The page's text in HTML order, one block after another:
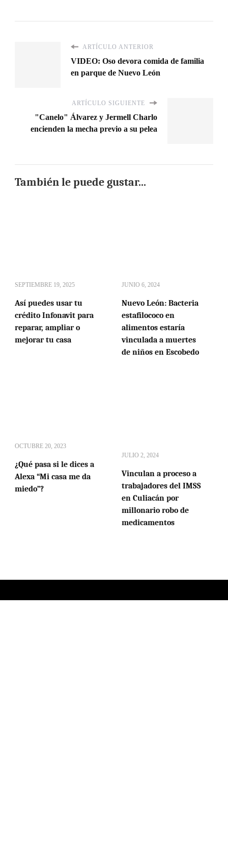
ARTÍCULO ANTERIOR
VIDEO: Oso devora comida de familia
en parque de Nuevo León
ARTÍCULO SIGUIENTE
"Canelo" Álvarez y Jermell Charlo
encienden la mecha previo a su pelea
También le puede gustar...
SEPTIEMBRE 19, 2025
Así puedes usar tu
crédito Infonavit para
reparar, ampliar o
mejorar tu casa
JUNIO 6, 2024
Nuevo León: Bacteria
estafilococo en
alimentos estaría
vinculada a muertes
de niños en Escobedo
OCTUBRE 20, 2023
¿Qué pasa si le dices a
Alexa “Mi casa me da
miedo”?
JULIO 2, 2024
Vinculan a proceso a
trabajadores del IMSS
en Culiacán por
millonario robo de
medicamentos